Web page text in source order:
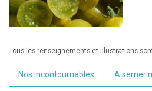
Tous les renseignements et illustrations
Nos incontournables A semer